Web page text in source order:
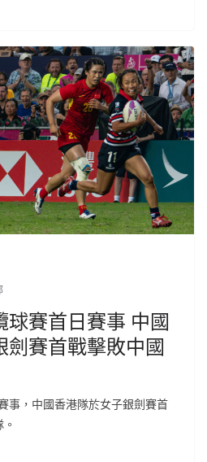
球賽首日賽事 中國
劍賽首戰擊敗中國
事，中國香港隊於女子銀劍賽首